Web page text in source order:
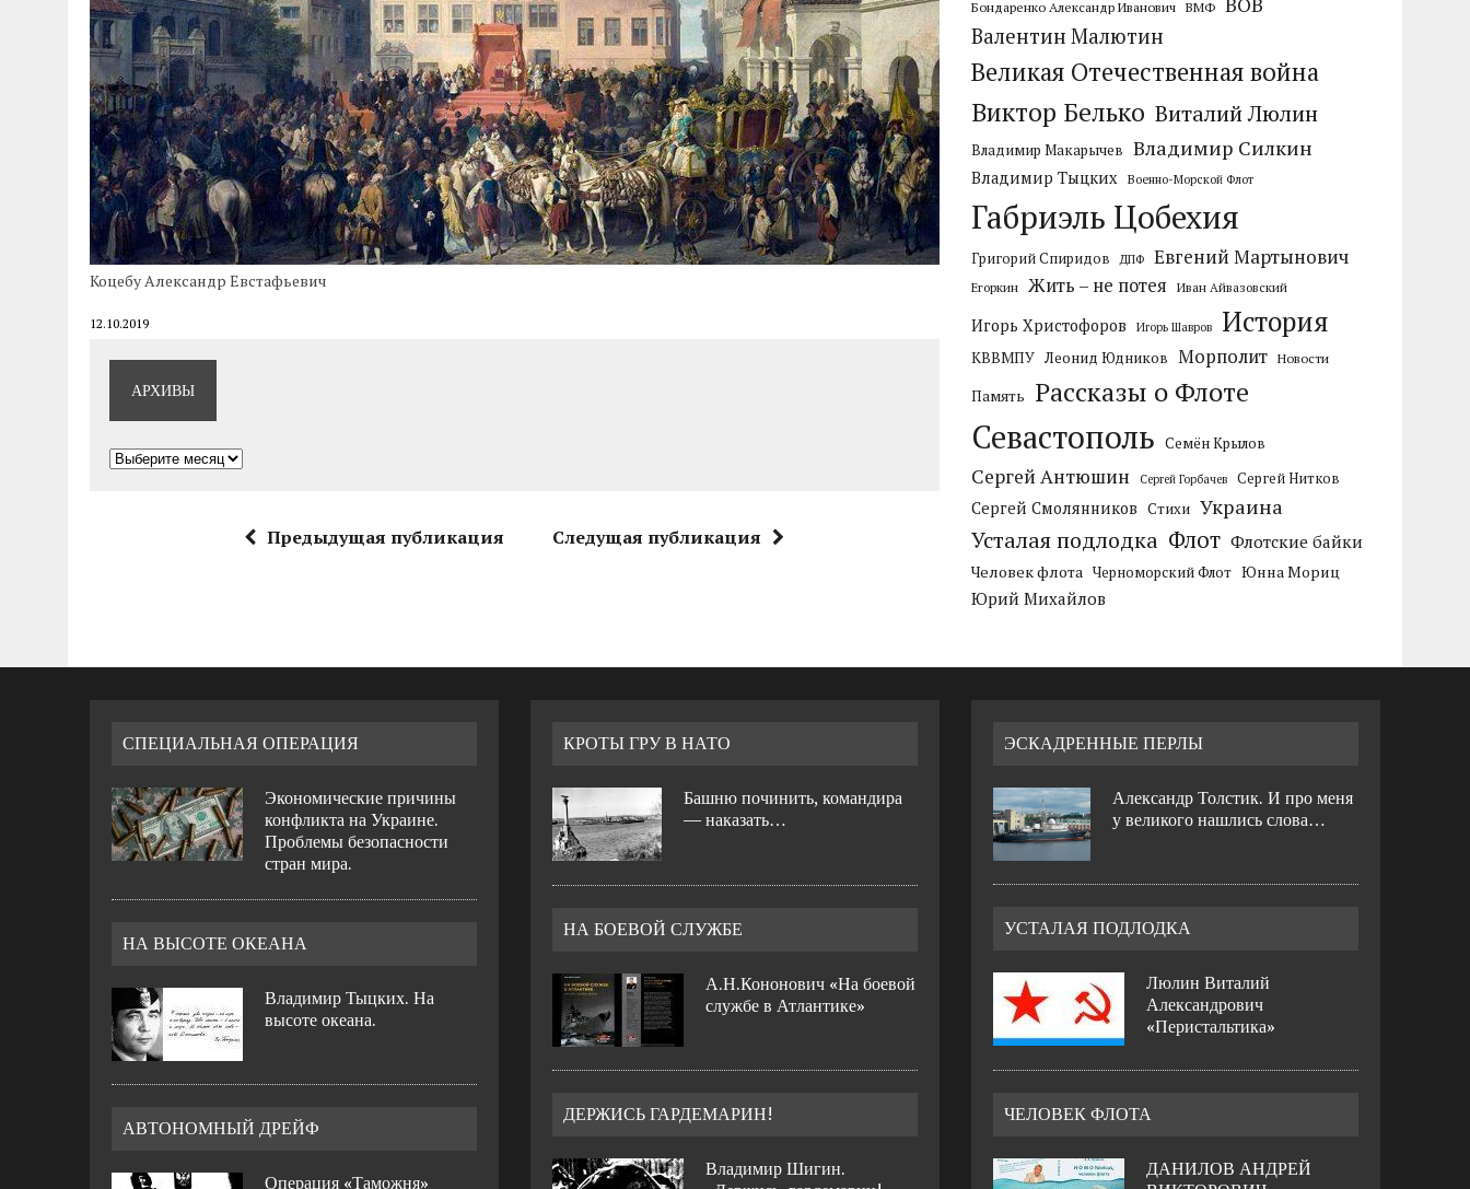
Коцебу Александр Евстафьевич
12.10.2019
АРХИВЫ
Архивы
Предыдущая публикация Следущая публикация
Бондаренко Александр Иванович ВМФ
Валентин Малютин
Великая Отечественная война
Виктор Белько Виталий Люлин
Владимир Макарычев Владимир Силкин
Владимир Тыцких Военно-Морской Флот
Габриэль Цобехия
Григорий Спиридов ДПФ Евгений Мартынович
Егоркин Жить – не потея Иван Айвазовский
Игорь Христофоров Игорь Шавров История
КВВМПУ Леонид Юдников Морполит Новости
Память Рассказы о Флоте
Севастополь Семён Крылов
Сергей Антюшин Сергей Горбачев Сергей Нитков
Сергей Смолянников Стихи Украина
Усталая подлодка Флот Флотские байки
Человек флота Черноморский Флот Юнна Мориц
Юрий Михайлов
СПЕЦИАЛЬНАЯ ОПЕРАЦИЯ
Экономические причины
конфликта на Украине.
Проблемы безопасности
стран мира.
НА ВЫСОТЕ ОКЕАНА
Владимир Тыцких. На
высоте океана.
АВТОНОМНЫЙ ДРЕЙФ
Операция «Таможня»
КРОТЫ ГРУ В НАТО
Башню починить, командира
— наказать…
НА БОЕВОЙ СЛУЖБЕ
А.Н.Кононович «На боевой
службе в Атлантике»
ДЕРЖИСЬ ГАРДЕМАРИН!
Владимир Шигин.
ЭСКАДРЕННЫЕ ПЕРЛЫ
Александр Толстик. И про меня
у великого нашлись слова…
УСТАЛАЯ ПОДЛОДКА
Люлин Виталий
Александрович
«Перистальтика»
ЧЕЛОВЕК ФЛОТА
ДАНИЛОВ АНДРЕЙ